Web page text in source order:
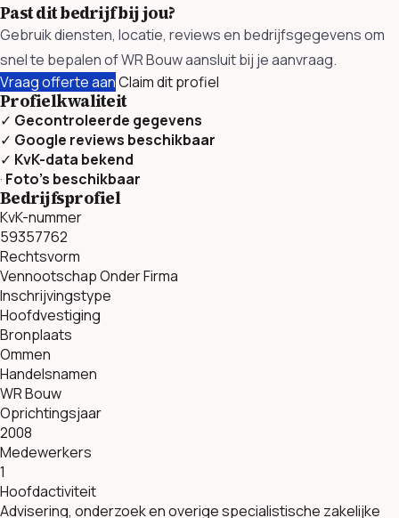
Past dit bedrijf bij jou?
Gebruik diensten, locatie, reviews en bedrijfsgegevens om
snel te bepalen of WR Bouw aansluit bij je aanvraag.
Vraag offerte aanClaim dit profiel
Profielkwaliteit
✓ Gecontroleerde gegevens
✓ Google reviews beschikbaar
✓ KvK-data bekend
· Foto’s beschikbaar
Bedrijfsprofiel
KvK-nummer
59357762
Rechtsvorm
Vennootschap Onder Firma
Inschrijvingstype
Hoofdvestiging
Bronplaats
Ommen
Handelsnamen
WR Bouw
Oprichtingsjaar
2008
Medewerkers
1
Hoofdactiviteit
Advisering, onderzoek en overige specialistische zakelijke